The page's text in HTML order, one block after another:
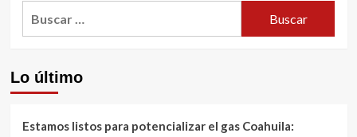
Lo último
Estamos listos para potencializar el gas Coahuila: